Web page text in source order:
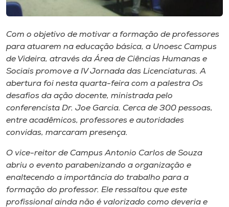
Unoesc
Selecione
o idioma
A+
A-
Com o objetivo de motivar a formação de professores
para atuarem na educação básica, a Unoesc Campus
de Videira, através da Área de Ciências Humanas e
Sociais promove a IV Jornada das Licenciaturas. A
abertura foi nesta quarta-feira com a palestra Os
desafios da ação docente, ministrada pelo
conferencista Dr. Joe Garcia. Cerca de 300 pessoas,
entre acadêmicos, professores e autoridades
convidas, marcaram presença.
O vice-reitor de Campus Antonio Carlos de Souza
abriu o evento parabenizando a organização e
enaltecendo a importância do trabalho para a
formação do professor. Ele ressaltou que este
profissional ainda não é valorizado como deveria e